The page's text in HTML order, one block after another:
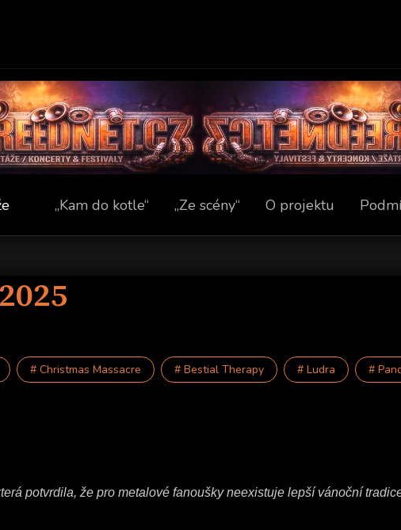
„Kam do kotle“ „Ze scény“ O projektu
# Christmas Massacre # Bestial Therapy # Ludra #
potvrdila, že pro metalové fanoušky neexistuje lepší vánoční